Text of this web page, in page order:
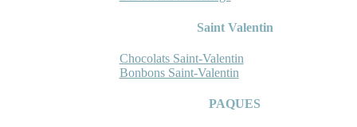
Saint Valentin
Chocolats Saint-Valentin
Bonbons Saint-Valentin
PAQUES